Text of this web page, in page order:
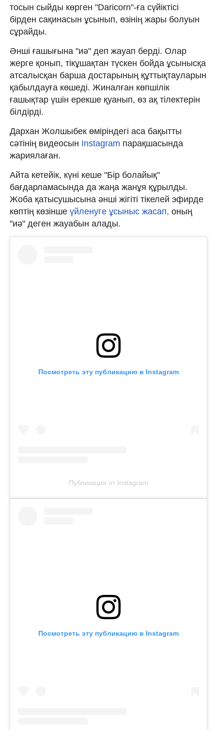
тосын сыйды көрген "Daricorn"-ға сүйіктісі
бірден сақинасын ұсынып, өзінің жары болуын
сұрайды.
Әнші ғашығына "иә" деп жауап берді. Олар
жерге қонып, тікұшақтан түскен бойда ұсынысқа
атсалысқан барша достарының құттықтауларын
қабылдауға көшеді. Жиналған көпшілік
ғашықтар үшін ерекше қуанып, өз ақ тілектерін
білдірді.
Дархан Жолшыбек өміріндегі аса бақытты
сәтінің видеосын Instagram парақшасында
жариялаған.
Айта кетейік, күні кеше "Бір болайық"
бағдарламасында да жаңа жанұя құрылды.
Жоба қатысушысына әнші жігіті тікелей эфирде
көптің көзінше үйленуге ұсыныс жасап, оның
"иә" деген жауабын алады.
Посмотреть эту публикацию в Instagram
Публикация от Instagram
Посмотреть эту публикацию в Instagram